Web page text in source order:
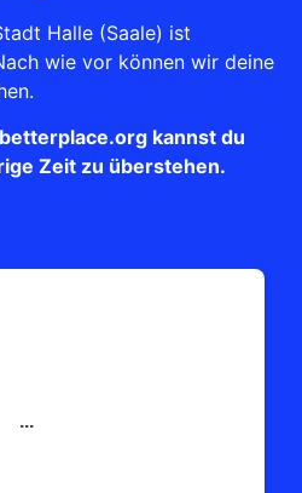
Halle (Saale) ist
wie vor können wir deine
kannst du
Zeit zu überstehen.